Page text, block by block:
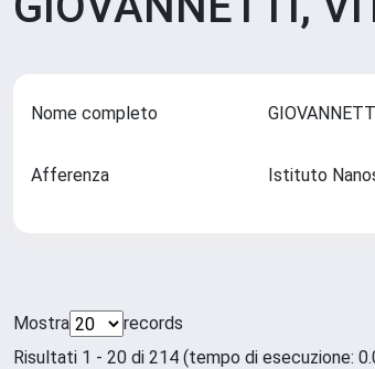
Nome completo
Afferenza Istituto
Mostra
records
Risultati 1 - 20 di 214 (tempo di esecuzione: